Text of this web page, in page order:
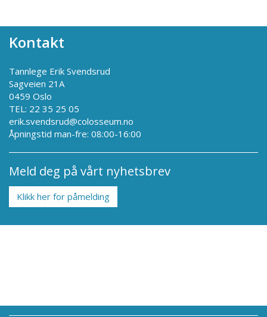
Kontakt
Tannlege Erik Svendsrud
Sagveien 21A
0459 Oslo
TEL: 22 35 25 05
erik.svendsrud@colosseum.no
Åpningstid man-fre: 08:00-16:00
Meld deg på vårt nyhetsbrev
Klikk her for påmelding